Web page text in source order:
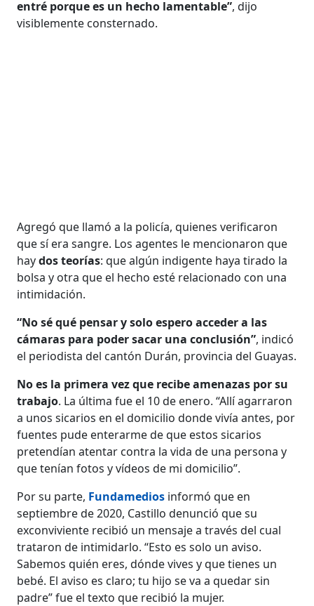
entré porque es un hecho lamentable”, dijo
visiblemente consternado.
Agregó que llamó a la policía, quienes verificaron
que sí era sangre. Los agentes le mencionaron que
haydos teorías: que algún indigente haya tirado la
bolsa y otra que el hecho esté relacionado con una
intimidación.
“No sé qué pensar y solo espero acceder a las
cámaras para poder sacar una conclusión”, indicó
el periodista del cantón Durán, provincia del Guayas.
No es la primera vez que recibe amenazas por su
trabajo. La última fue el 10 de enero. “Allí agarraron
a unos sicarios en el domicilio donde vivía antes, por
fuentes pude enterarme de que estos sicarios
pretendían atentar contra la vida de una persona y
que tenían fotos y vídeos de mi domicilio”.
Por su parte, Fundamedios informó que en
septiembre de 2020, Castillo denunció que su
exconviviente recibió un mensaje a través del cual
trataron de intimidarlo. “Esto es solo un aviso.
Sabemos quién eres, dónde vives y que tienes un
bebé. El aviso es claro; tu hijo se va a quedar sin
padre” fue el texto que recibió la mujer.